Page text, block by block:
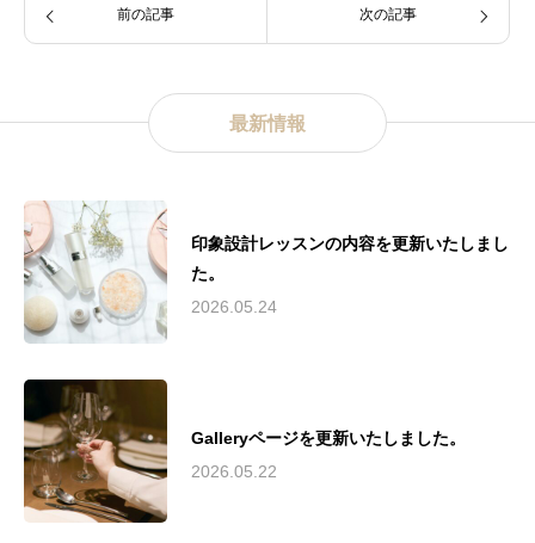
前の記事 次の記事
最新情報
印象設計レッスンの内容を更新いたしまし
た。
2026.05.24
Galleryページを更新いたしました。
2026.05.22